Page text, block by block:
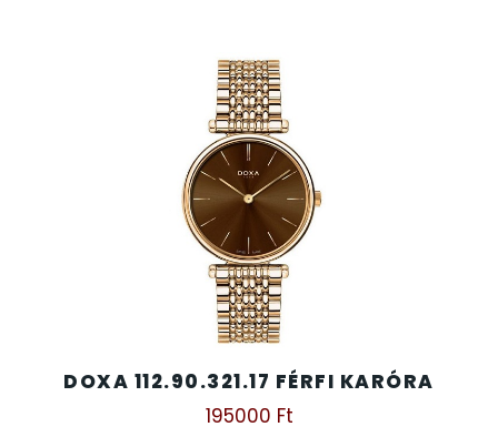
DOXA 112.90.321.17 FÉRFI KARÓRA
195000 Ft